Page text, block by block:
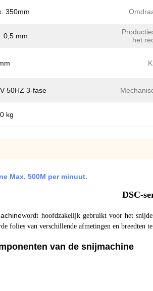
350mm
0,5 mm
het
50HZ 3-fase
kg
Max. 500M per minuut.
DSC-
wordt hoofdzakelijk gebruikt voor het
folies van verschillende afmetingen en breedten
van de snijmachine